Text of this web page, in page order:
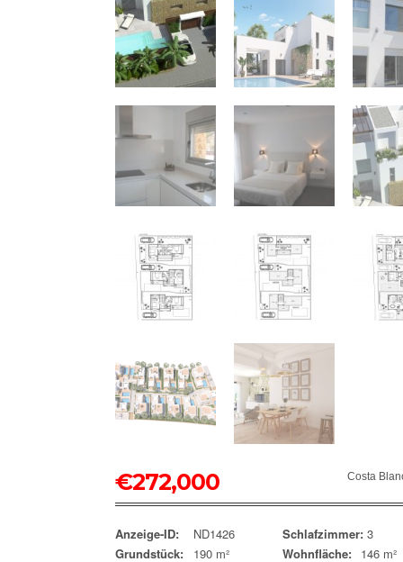
€272,000 Costa
Anzeige-ID: ND1426 Schlafzimmer: 3
Grundstück:
190 m² Wohnfläche: 146 m²